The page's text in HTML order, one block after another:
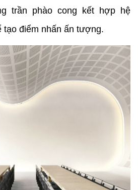
trần phào cong kết hợp hệ
tạo điểm nhấn ấn tượng.